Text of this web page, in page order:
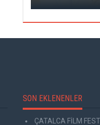
SON EKLENENLER
ÇATALCA FİLM